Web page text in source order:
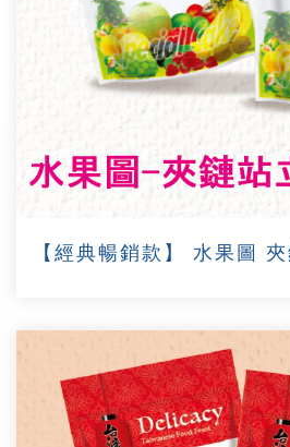
【經典暢銷款】 水果圖